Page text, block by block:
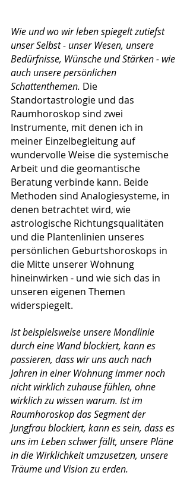
Wie und wo wir leben spiegelt zutiefst
unser Selbst - unser Wesen, unsere
Bedürfnisse, Wünsche und Stärken - wie
auch unsere persönlichen
Schattenthemen. Die
Standortastrologie und das
Raumhoroskop sind zwei
Instrumente, mit denen ich in
meiner Einzelbegleitung auf
wundervolle Weise die systemische
Arbeit und die geomantische
Beratung verbinde kann. Beide
Methoden sind Analogiesysteme, in
denen betrachtet wird, wie
astrologische Richtungsqualitäten
und die Plantenlinien unseres
persönlichen Geburtshoroskops in
die Mitte unserer Wohnung
hineinwirken - und wie sich das in
unseren eigenen Themen
widerspiegelt.
Ist beispielsweise unsere Mondlinie
durch eine Wand blockiert, kann es
passieren, dass wir uns auch nach
Jahren in einer Wohnung immer noch
nicht wirklich zuhause fühlen, ohne
wirklich zu wissen warum. Ist im
Raumhoroskop das Segment der
Jungfrau blockiert, kann es sein, dass es
uns im Leben schwer fällt, unsere Pläne
in die Wirklichkeit umzusetzen, unsere
Träume und Vision zu erden.